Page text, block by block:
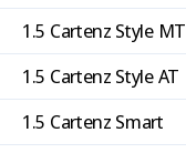
1.5 Cartenz Style MT
1.5 Cartenz Style AT
1.5 Cartenz Smart